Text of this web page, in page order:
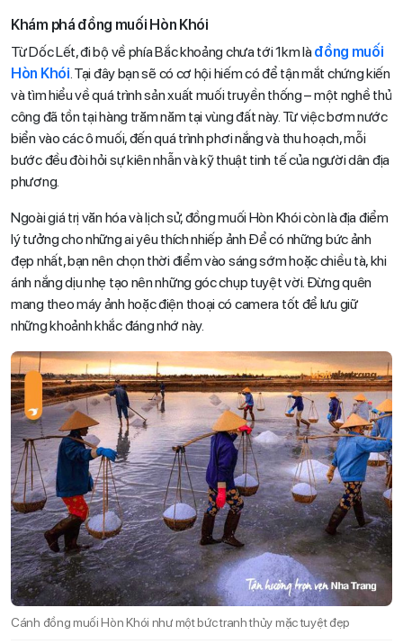
Khám phá đồng muối Hòn Khói
Từ Dốc Lết, đi bộ về phía Bắc khoảng chưa tới 1km là đồng muối
Hòn Khói. Tại đây bạn sẽ có cơ hội hiếm có để tận mắt chứng kiến
và tìm hiểu về quá trình sản xuất muối truyền thống – một nghề thủ
công đã tồn tại hàng trăm năm tại vùng đất này. Từ việc bơm nước
biển vào các ô muối, đến quá trình phơi nắng và thu hoạch, mỗi
bước đều đòi hỏi sự kiên nhẫn và kỹ thuật tinh tế của người dân địa
phương.
Ngoài giá trị văn hóa và lịch sử, đồng muối Hòn Khói còn là địa điểm
lý tưởng cho những ai yêu thích nhiếp ảnh Để có những bức ảnh
đẹp nhất, bạn nên chọn thời điểm vào sáng sớm hoặc chiều tà, khi
ánh nắng dịu nhẹ tạo nên những góc chụp tuyệt vời. Đừng quên
mang theo máy ảnh hoặc điện thoại có camera tốt để lưu giữ
những khoảnh khắc đáng nhớ này.
Cánh đồng muối Hòn Khói như một bức tranh thủy mặc tuyệt đẹp